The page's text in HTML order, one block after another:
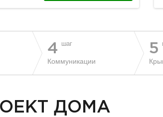
4 шаг
Коммуникации
5
ДОМА